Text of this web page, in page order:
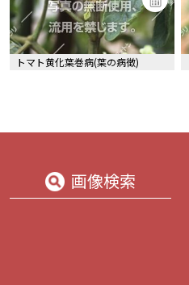
トマト黄化葉巻病(葉の病徴)
画像検索